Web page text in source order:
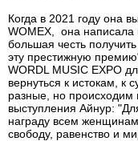
Когда в 2021 году она
WOMEX, она написала
большая честь
эту престижную
WORDL MUSIC EXPO
вернуться к истокам, к
разные, но происходим
выступления Айнур:
награду всем
свободу, равенство и